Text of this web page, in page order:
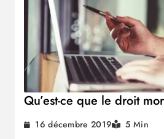
Qu’est-ce que le droit
16 décembre 2019 5 Min